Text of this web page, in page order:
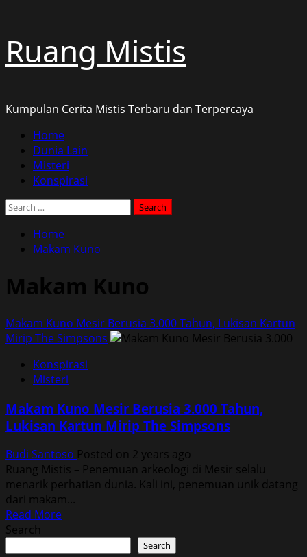
to
content
Ruang Mistis
Kumpulan Cerita Mistis Terbaru dan Terpercaya
Primary
Menu
Home
Dunia Lain
Misteri
Konspirasi
Search
Home
Makam Kuno
Makam Kuno
Makam Kuno Mesir Berusia 3.000 Tahun, Lukisan Kartun
Mirip The Simpsons
Konspirasi
Misteri
Makam Kuno Mesir Berusia 3.000 Tahun,
Lukisan Kartun Mirip The Simpsons
Budi Santoso Posted on 2 years ago
Ruang Mistis – Penemuan arkeologi di Mesir selalu
menarik perhatian dunia. Kali ini, penemuan unik datang
dari makam...
Read MoreRead
Search
Search